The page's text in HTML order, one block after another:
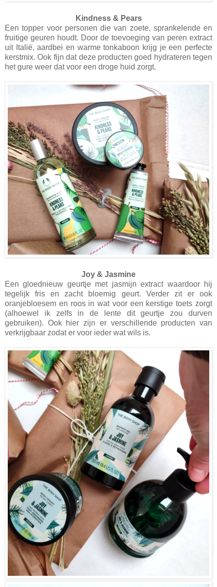
Kindness & Pears
Een topper voor personen die van zoete, sprankelende en
fruitige geuren houdt. Door de toevoeging van peren extract
uit Italië, aardbei en warme tonkaboon krijg je een perfecte
kerstmix. Ook fijn dat deze producten goed hydrateren tegen
het gure weer dat voor een droge huid zorgt.
Joy & Jasmine
Een gloednieuw geurtje met jasmijn extract waardoor hij
tegelijk fris en zacht bloemig geurt. Verder zit er ook
oranjebloesem en roos in wat voor een kerstige toets zorgt
(alhoewel ik zelfs in de lente dit geurtje zou durven
gebruiken). Ook hier zijn er verschillende producten van
verkrijgbaar zodat er voor ieder wat wils is.